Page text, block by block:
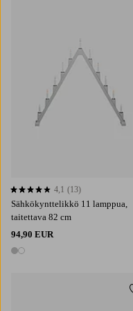
Sähkökynttelikkö 11 lamppua,
taitettava 82 cm
94,90 EUR
2 värejä
4,1 perustuen 13 arvosanaan
4,1 (13)